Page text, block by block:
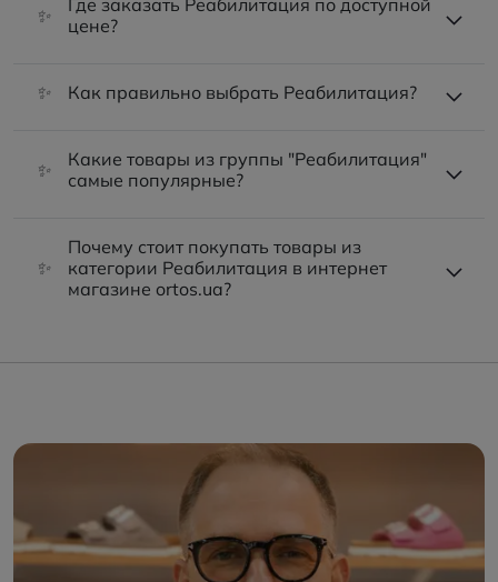
✨
Где заказать Реабилитация по доступной
цене?
✨ Как правильно выбрать Реабилитация?
✨
Какие товары из группы "Реабилитация"
самые популярные?
✨
Почему стоит покупать товары из
категории Реабилитация в интернет
магазине ortos.ua?